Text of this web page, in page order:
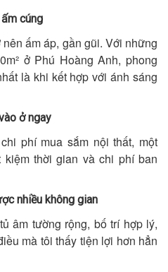
cúng
ấm áp, gần gũi. Với những
ở Phú Hoàng Anh, phong
là khi kết hợp với ánh sáng
ở ngay
phí mua sắm nội thất, một
thời gian và chi phí ban
nhiều không gian
âm tường rộng, bố trí hợp lý,
mà tôi thấy tiện lợi hơn hẳn